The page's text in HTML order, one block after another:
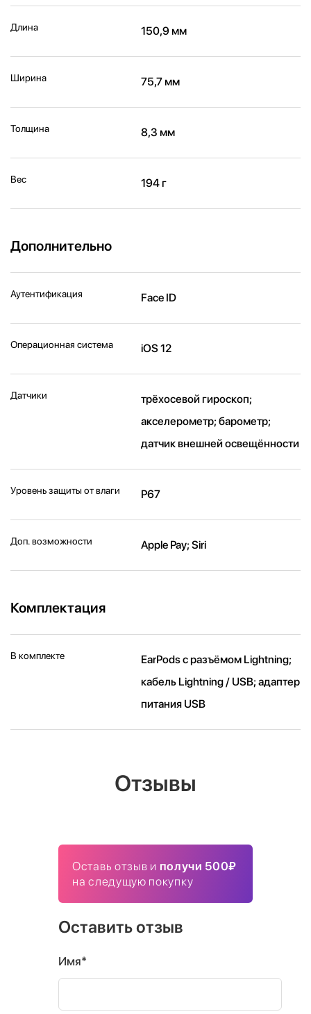
Длина 150,9 мм
Ширина 75,7 мм
Толщина 8,3 мм
Вес 194 г
Дополнительно
Аутентификация Face ID
Операционная система iOS 12
Датчики
трёхосевой гироскоп;
акселерометр; барометр;
датчик внешней освещённости
Уровень защиты от влаги P67
Доп. возможности Apple Pay; Siri
Комплектация
В комплекте
EarPods с разъёмом Lightning;
кабель Lightning / USB; адаптер
питания USB
Отзывы
Оставь отзыв и получи 500₽
на следущую покупку
Оставить отзыв
Имя*